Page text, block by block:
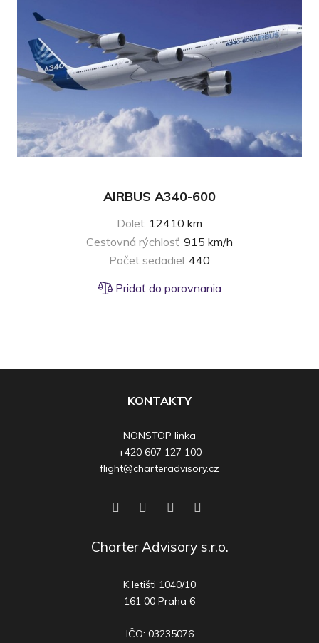
AIRBUS A340-600
Dolet 12410 km
Cestovná rýchlosť 915 km/h
Počet sedadiel 440
Pridať do porovnania
KONTAKTY
NONSTOP linka
+420 607 127 100
flight@charteradvisory.cz
Charter Advisory s.r.o.
K letišti 1040/10
161 00 Praha 6
IČO: 03235076